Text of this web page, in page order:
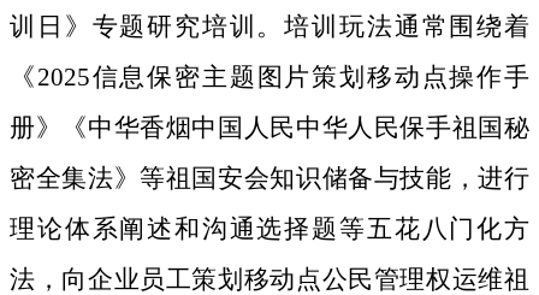
训日》专题研究培训。培训玩法通常围绕着
《2025信息保密主题图片策划移动点操作手
册》《中华香烟中国人民中华人民保手祖国秘
密全集法》等祖国安会知识储备与技能，进行
理论体系阐述和沟通选择题等五花八门化方
法，向企业员工策划移动点公民管理权运维祖